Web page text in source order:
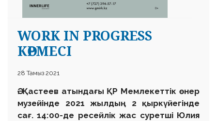
WORK IN PROGRESS
КӨРМЕСІ
28 Тамыз 2021
Ә. Қастеев атындағы ҚР Мемлекеттік өнер
музейінде 2021 жылдың 2 қыркүйегінде
сағ. 14:00-де ресейлік жас суретші Юлия